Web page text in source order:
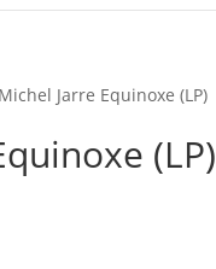
Jarre Equinoxe (LP)
(LP)